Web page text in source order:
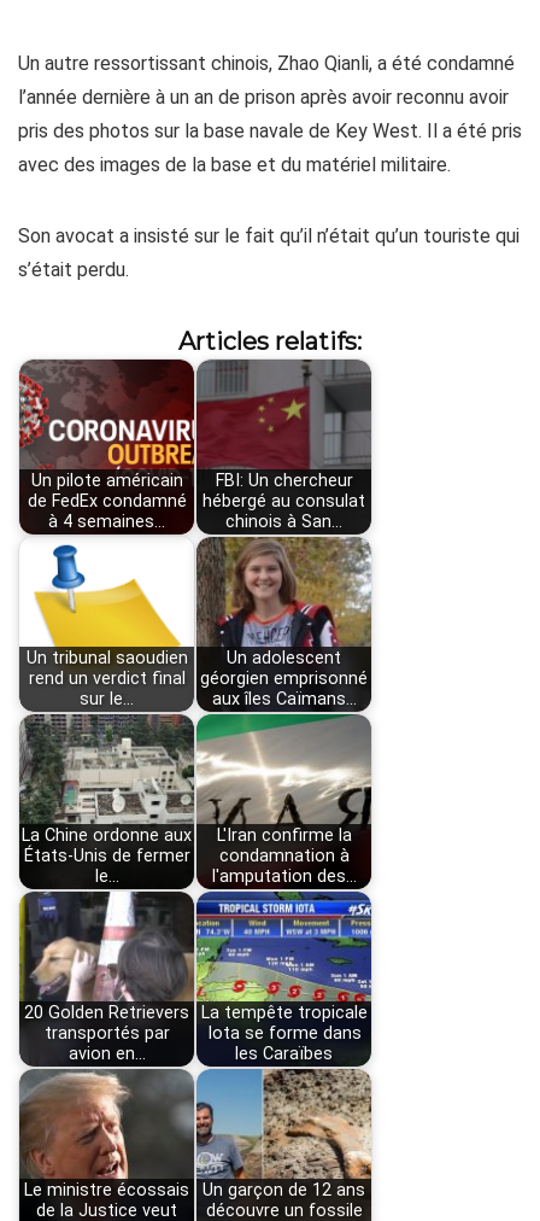
Un autre ressortissant chinois, Zhao Qianli, a été condamné
l’année dernière à un an de prison après avoir reconnu avoir
pris des photos sur la base navale de Key West. Il a été pris
avec des images de la base et du matériel militaire.
Son avocat a insisté sur le fait qu’il n’était qu’un touriste qui
s’était perdu.
Articles relatifs:
Un pilote américain
de FedEx condamné
à 4 semaines…
FBI: Un chercheur
hébergé au consulat
chinois à San…
Un tribunal saoudien
rend un verdict final
sur le…
Un adolescent
géorgien emprisonné
aux îles Caïmans…
La Chine ordonne aux
États-Unis de fermer
le…
L'Iran confirme la
condamnation à
l'amputation des…
20 Golden Retrievers
transportés par
avion en…
La tempête tropicale
Iota se forme dans
les Caraïbes
Le ministre écossais
de la Justice veut
Un garçon de 12 ans
découvre un fossile